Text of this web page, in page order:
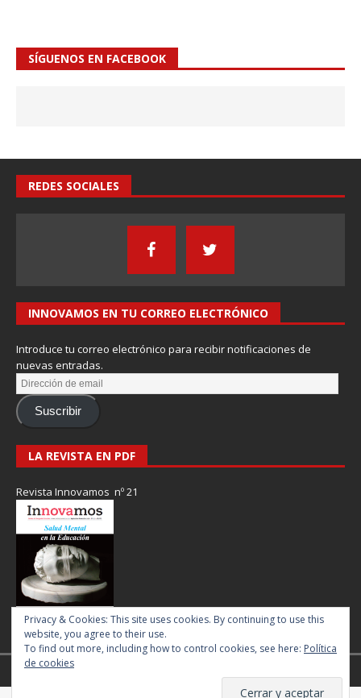
SÍGUENOS EN FACEBOOK
REDES SOCIALES
INNOVAMOS EN TU CORREO ELECTRÓNICO
Introduce tu correo electrónico para recibir notificaciones de
nuevas entradas.
Suscribir
LA REVISTA EN PDF
Revista Innovamos nº 21
Privacy & Cookies: This site uses cookies. By continuing to use this
website, you agree to their use.
To find out more, including how to control cookies, see here: Política
de cookies